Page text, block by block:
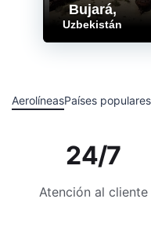
Bujará,
Uzbekistán
AerolíneasPaíses populares
24/7
Atención al cliente